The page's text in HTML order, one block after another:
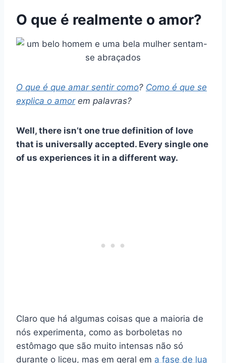
O que é realmente o amor?
O que é que amar sentircomo? Como é que se
explica o amorem palavras?
Well, there isn’t one true definition of love
that is universally accepted. Every single one
of us experiences it in a different way.
Claro que há algumas coisas que a maioria de
nós experimenta, como as borboletas no
estômago que são muito intensas não só
durante o liceu, mas em geral em a fase de lua